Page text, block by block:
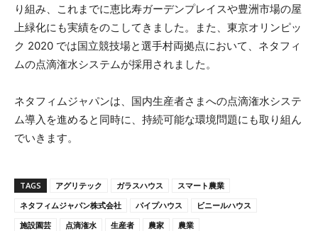
り組み、これまでに恵比寿ガーデンプレイスや豊洲市場の屋
上緑化にも実績をのこしてきました。また、東京オリンピッ
ク 2020 では国立競技場と選手村両拠点において、ネタフィ
ムの点滴潅水システムが採用されました。
ネタフィムジャパンは、国内生産者さまへの点滴潅水システ
ム導入を進めると同時に、持続可能な環境問題にも取り組ん
でいきます。
TAGS アグリテック ガラスハウス
スマート農業
ネタフィムジャパン株式会社
パイプハウス
ビニールハウス
施設園芸
点滴潅水 生産者 農家 農業